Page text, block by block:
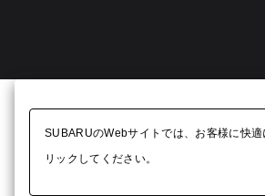
SUBARUのWebサイトでは、お客様に快
リックしてください。​